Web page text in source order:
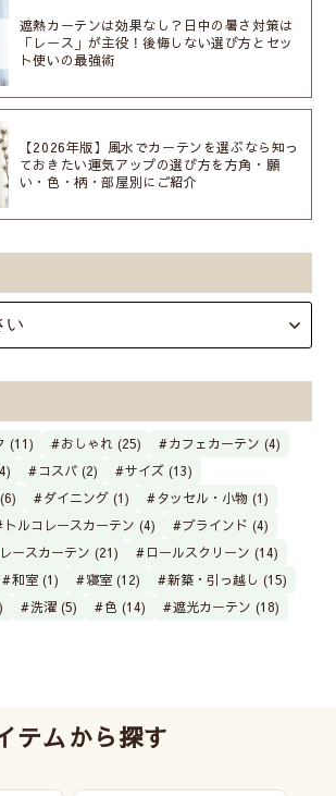
遮熱カーテンは効果なし？日中の暑さ対策は
「レース」が主役！後悔しない選び方とセッ
ト使いの最強術
【2026年版】風水でカーテンを選ぶなら知っ
ておきたい運気アップの選び方を方角・願
い・色・柄・部屋別にご紹介
(11) おしゃれ (25)
カフェカーテン (4)
コスパ (2)
サイズ (13)
ダイニング (1)
タッセル・小物 (1)
トルコレースカーテン (4)
ブラインド (4)
レースカーテン (21)
ロールスクリーン (14)
和室 (1) 寝室 (12)
新築・引っ越し (15)
洗濯 (5) 色 (14) 遮光カーテン (18)
テムから探す